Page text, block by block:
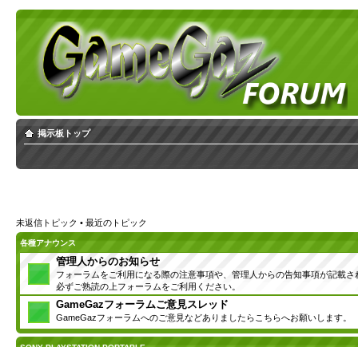
掲示板トップ
未返信トピック • 最近のトピック
各種アナウンス
管理人からのお知らせ
フォーラムをご利用になる際の注意事項や、管理人からの告知事項が記載さ
必ずご熟読の上フォーラムをご利用ください。
GameGazフォーラムご意見スレッド
GameGazフォーラムへのご意見などありましたらこちらへお願いします。